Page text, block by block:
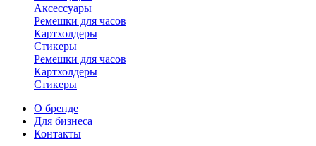
Аксессуары
Ремешки для часов
Картхолдеры
Стикеры
Ремешки для часов
Картхолдеры
Стикеры
О бренде
Для бизнеса
Контакты